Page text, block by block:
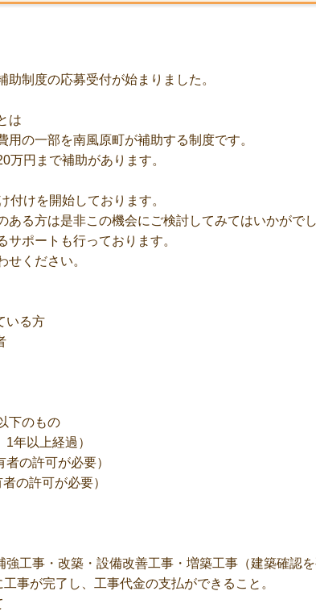
助制度の応募受付が始まりました。
は
用の一部を南風原町が補助する制度です。
円まで補助があります。
付けを開始しております。
ある方は是非この機会にご検討してみてはいかがでし
ポートも行っております。
せください。
いる方
下のもの
年以上経過）
の許可が必要）
の許可が必要）
工事・改築・設備改善工事・増築工事（建築確認を
事が完了し、工事代金の支払ができること。